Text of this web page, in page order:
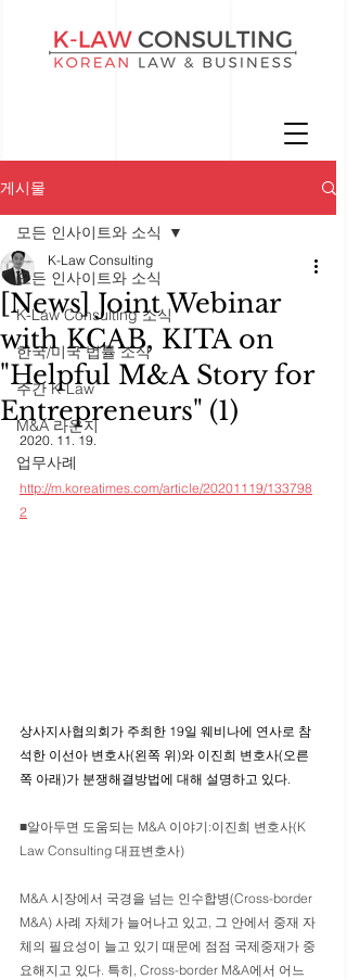
게시물
모든 인사이트와 소식
K-Law Consulting 소식
한국/미국 법률 소식
주간 K-Law
M&A 라운지
업무사례
모든 인사이트와 소식
[News] Joint Webinar
with KCAB, KITA on
"Helpful M&A Story for
Entrepreneurs" (1)
K-Law Consulting
2020. 11. 19.
http://m.koreatimes.com/article/20201119/133798
2
상사지사협의회가 주최한 19일 웨비나에 연사로 참
석한 이선아 변호사(왼쪽 위)와 이진희 변호사(오른
쪽 아래)가 분쟁해결방법에 대해 설명하고 있다.
■알아두면 도움되는 M&A 이야기:이진희 변호사(K
Law Consulting 대표변호사)
M&A 시장에서 국경을 넘는 인수합병(Cross-border
M&A) 사례 자체가 늘어나고 있고, 그 안에서 중재 자
체의 필요성이 늘고 있기 때문에 점점 국제중재가 중
요해지고 있다. 특히, Cross-border M&A에서 어느